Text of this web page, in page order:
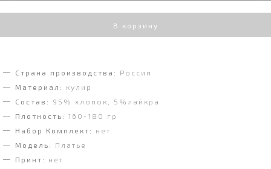
В корзину
Страна производства:
Россия
Материал:
кулир
Состав:
95% хлопок, 5%лайкра
Плотность: 160-180 гр
Набор Комплект:
нет
Модель:
Платье
Принт:
нет